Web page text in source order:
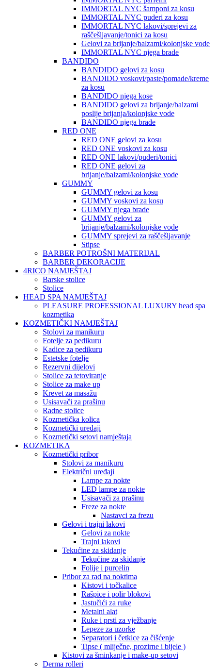
IMMORTAL NYC šamponi za kosu
IMMORTAL NYC puderi za kosu
IMMORTAL NYC lakovi/sprejevi za
raščešljavanje/tonici za kosu
Gelovi za brijanje/balzami/kolonjske vode
IMMORTAL NYC njega brade
BANDIDO
BANDIDO gelovi za kosu
BANDIDO voskovi/paste/pomade/kreme
za kosu
BANDIDO njega kose
BANDIDO gelovi za brijanje/balzami
poslije brijanja/kolonjske vode
BANDIDO njega brade
RED ONE
RED ONE gelovi za kosu
RED ONE voskovi za kosu
RED ONE lakovi/puderi/tonici
RED ONE gelovi za
brijanje/balzami/kolonjske vode
GUMMY
GUMMY gelovi za kosu
GUMMY voskovi za kosu
GUMMY njega brade
GUMMY gelovi za
brijanje/balzami/kolonjske vode
GUMMY sprejevi za raščešljavanje
Stipse
BARBER POTROŠNI MATERIJAL
BARBER DEKORACIJE
4RICO NAMJEŠTAJ
Barske stolice
Stolice
HEAD SPA NAMJEŠTAJ
PLEASURE PROFESSIONAL LUXURY head spa
kozmetika
KOZMETIČKI NAMJEŠTAJ
Stolovi za manikuru
Fotelje za pedikuru
Kadice za pedikuru
Estetske fotelje
Rezervni dijelovi
Stolice za tetoviranje
Stolice za make up
Krevet za masažu
Usisavači za prašinu
Radne stolice
Kozmetička kolica
Kozmetički uređaji
Kozmetički setovi namještaja
KOZMETIKA
Kozmetički pribor
Stolovi za manikuru
Električni uređaji
Lampe za nokte
LED lampe za nokte
Usisavači za prašinu
Freze za nokte
Nastavci za frezu
Gelovi i trajni lakovi
Gelovi za nokte
Trajni lakovi
Tekućine za skidanje
Tekućine za skidanje
Folije i purcelin
Pribor za rad na noktima
Kistovi i točkalice
Rašpice i polir blokovi
Jastučići za ruke
Metalni alat
Ruke i prsti za vježbanje
Lepeze za uzorke
Separatori i četkice za čišćenje
Tipse ( mliječne, prozirne i bijele )
Kistovi za šminkanje i make-up setovi
Derma rolleri